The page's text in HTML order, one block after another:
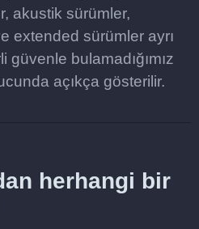
akustik sürümler,
extended sürümler ayrı
güvenle bulamadığımız
açıkça gösterilir.
herhangi bir